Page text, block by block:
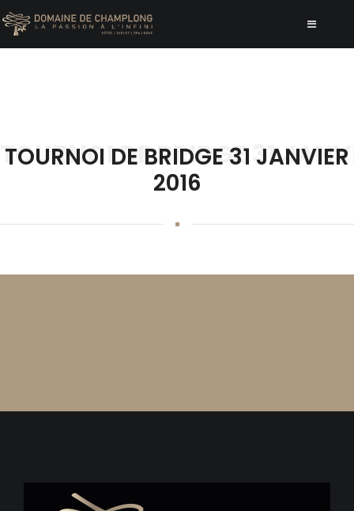
TOURNOI DE BRIDGE 31
TOURNOI DE BRIDGE 31 JANVIER
2016